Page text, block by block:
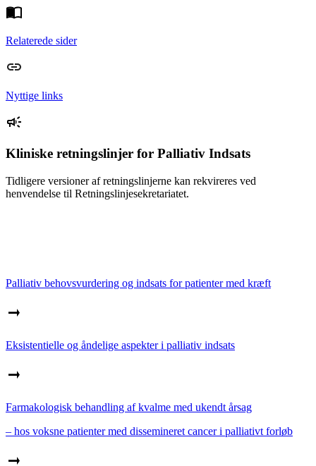
Relaterede sider
Nyttige links
Kliniske retningslinjer for Palliativ Indsats
Tidligere versioner af retningslinjerne kan rekvireres ved
henvendelse til Retningslinjesekretariatet.
Palliativ behovsvurdering og indsats for patienter med kræft
Eksistentielle og åndelige aspekter i palliativ indsats
Farmakologisk behandling af kvalme med ukendt årsag
– hos voksne patienter med dissemineret cancer i palliativt forløb